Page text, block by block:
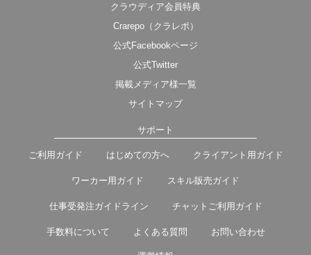
クラウディア会員特典
Crarepo（クラレポ）
公式Facebookページ
公式Twitter
掲載メディア様一覧
サイトマップ
サポート
ご利用ガイド はじめての方へ クライアント用ガイド
ワーカー用ガイド スキル販売ガイド
仕事受発注ガイドライン チャットご利用ガイド
手数料について よくある質問 お問い合わせ